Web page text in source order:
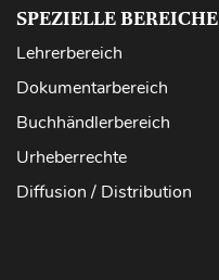
SPEZIELLE BEREICHE
Lehrerbereich
Dokumentarbereich
Buchhändlerbereich
Urheberrechte
Diffusion / Distribution